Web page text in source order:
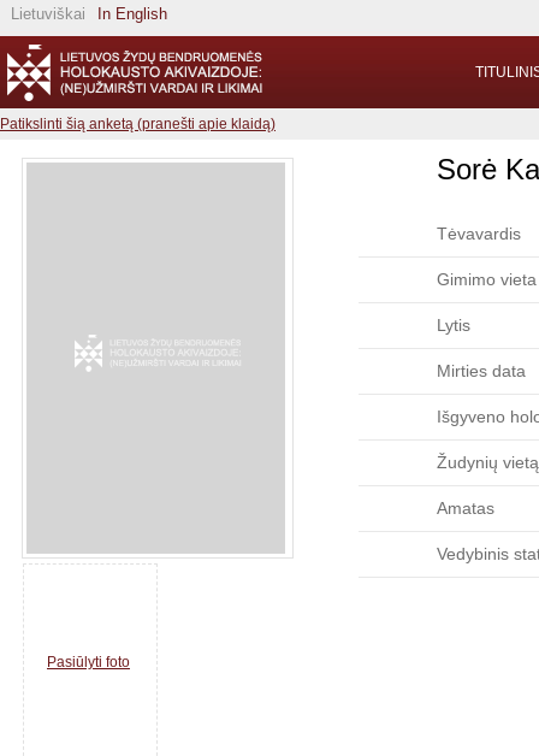
Lietuviškai In English
Patikslinti šią anketą (pranešti apie klaidą)
Pasiūlyti foto
Sorė
Tėvavardis
Gimimo vieta
Lytis
Mirties data
Išgyveno
Žudynių vietą
Amatas
Vedybinis